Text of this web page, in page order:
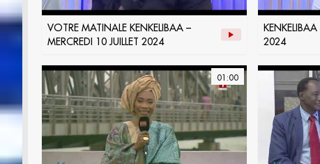
VOTRE MATINALE KENKELIBAA –
MERCREDI 10 JUILLET 2024
2024
01:00